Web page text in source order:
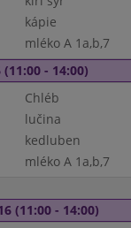
kápie
mléko A 1a,b,7
- 14:00)
Chléb
lučina
kedluben
mléko A 1a,b,7
(11:00 - 14:00)